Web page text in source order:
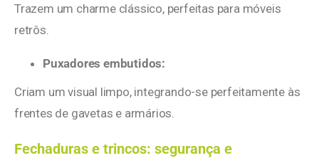
Trazem um charme clássico, perfeitas para móveis
retrôs.
Puxadores embutidos:
Criam um visual limpo, integrando-se perfeitamente às
frentes de gavetas e armários.
Fechaduras e trincos: segurança e